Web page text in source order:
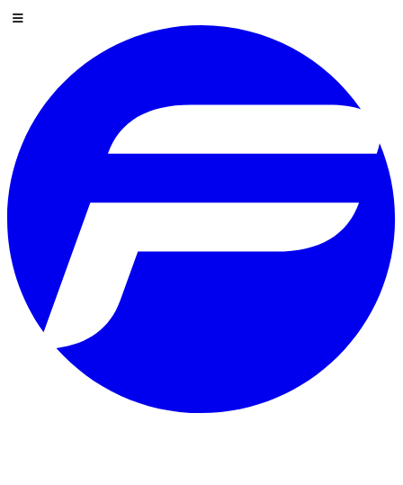
Hoppa till innehåll